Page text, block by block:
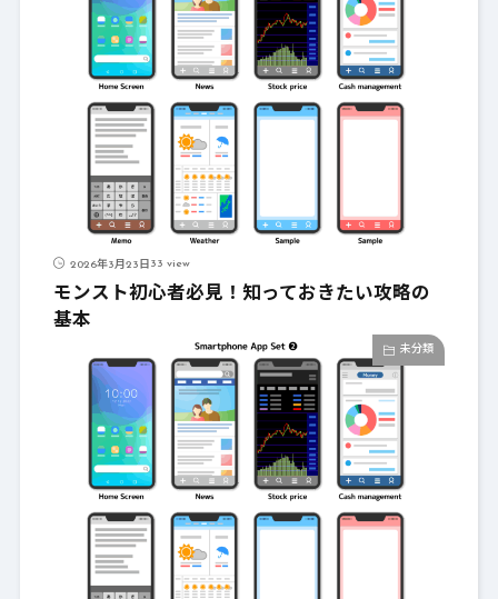
2026年3月23日 33 view
モンスト初心者必見！知っておきたい攻略の
基本
未分類